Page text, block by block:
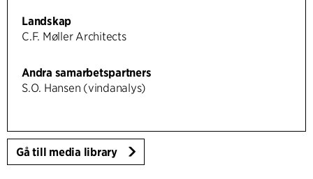
Landskap
C.F. Møller Architects
Andra samarbetspartners
S.O. Hansen (vindanalys)
Gå till media library